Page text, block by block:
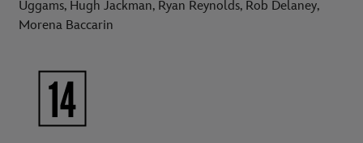
Uggams, Hugh Jackman, Ryan Reynolds, Rob Delaney,
Morena Baccarin